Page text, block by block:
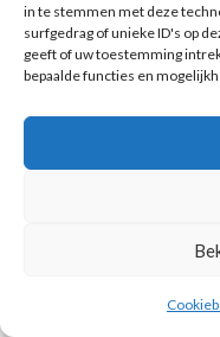
in te stemmen met deze
surfgedrag of unieke ID's op
geeft of uw toestemming
bepaalde functies en
Hoi! Ik ben Lizette.
zo vaak als kan en het
Op Reismuts vind je